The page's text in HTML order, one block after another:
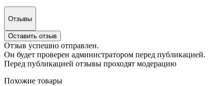
Отзывы
Оставить отзыв
Отзыв успешно отправлен.
Он будет проверен администратором перед публикацией.
Перед публикацией отзывы проходят модерацию
Похожие товары